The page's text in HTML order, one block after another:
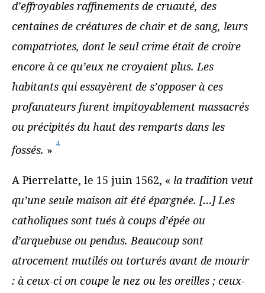
d’effroyables raffinements de cruauté, des
centaines de créatures de chair et de sang, leurs
compatriotes, dont le seul crime était de croire
encore à ce qu’eux ne croyaient plus. Les
habitants qui essayèrent de s’opposer à ces
profanateurs furent impitoyablement massacrés
ou précipités du haut des remparts dans les
fossés. » 4
A Pierrelatte, le 15 juin 1562, « la tradition veut
qu’une seule maison ait été épargnée. […] Les
catholiques sont tués à coups d’épée ou
d’arquebuse ou pendus. Beaucoup sont
atrocement mutilés ou torturés avant de mourir
: à ceux-ci on coupe le nez ou les oreilles ; ceux-